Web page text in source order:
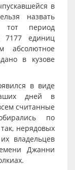
в
назвать
тот период
7177 единиц
абсолютное
в кузове
в виде
дней в
считанные
по
нерядовых
владельцев
Джанни